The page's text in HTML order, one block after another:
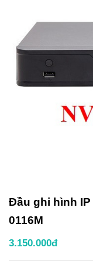
Đầu ghi hình IP
0116M
3.150.000đ